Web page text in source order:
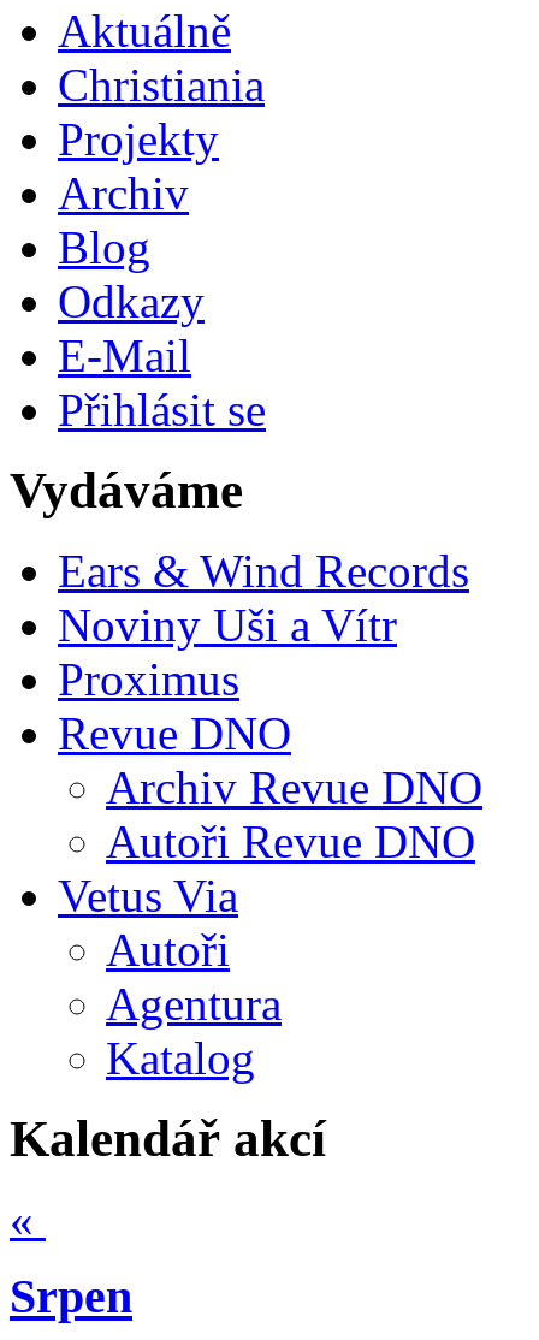
Aktuálně
Christiania
Projekty
Archiv
Blog
Odkazy
E-Mail
Přihlásit se
Vydáváme
Ears & Wind Records
Noviny Uši a Vítr
Proximus
Revue DNO
Archiv Revue DNO
Autoři Revue DNO
Vetus Via
Autoři
Agentura
Katalog
Kalendář akcí
«
Srpen